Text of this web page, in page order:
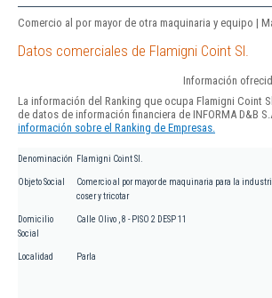
Comercio al por mayor de otra maquinaria y equipo |
Datos comerciales de Flamigni Coint Sl.
Información
La información del Ranking que ocupa Flamigni Coint
de datos de información financiera de INFORMA D&B
información sobre el Ranking de Empresas.
Denominación Flamigni Coint Sl.
Objeto Social
Comercio al por mayor de maquinaria para la
coser y tricotar
Domicilio
Social
Calle Olivo , 8 - PISO 2 DESP 11
Localidad Parla